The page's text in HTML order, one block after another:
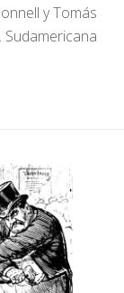
y Tomás
Sudamericana